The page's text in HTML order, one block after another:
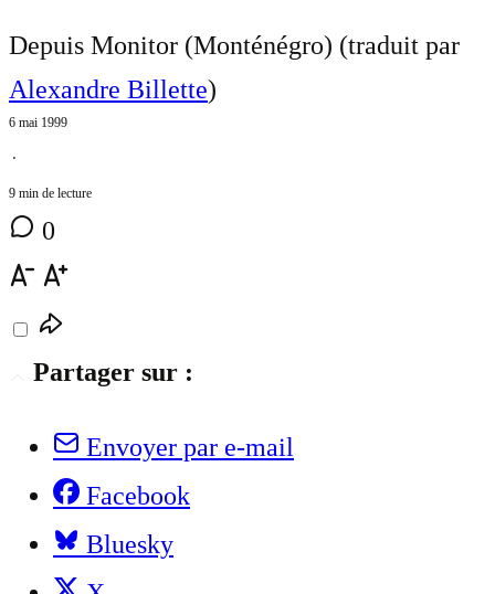
Depuis Monitor (Monténégro) (traduit par
Alexandre Billette)
6 mai 1999
⋅
9 min de lecture
0
Partager sur :
Envoyer par e-mail
Facebook
Bluesky